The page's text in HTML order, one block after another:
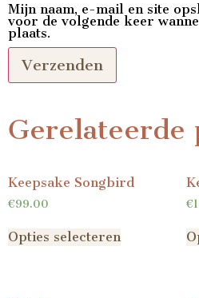
Mijn naam, e-mail en site
voor de volgende keer
plaats.
Gerelateerde
Keepsake Songbird
€99.00
Opties selecteren
€